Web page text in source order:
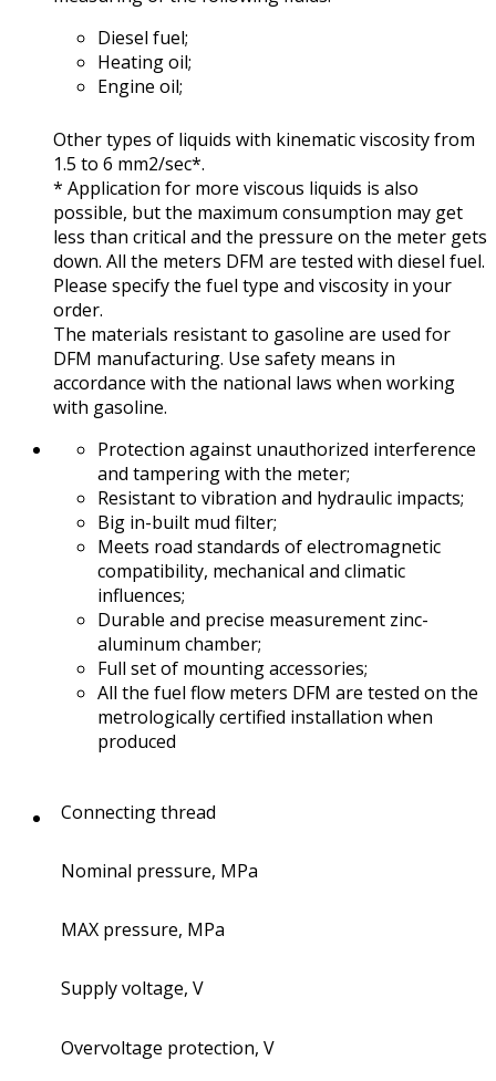
Diesel fuel;
Heating oil;
Engine oil;
Other types of liquids with kinematic viscosity from
1.5 to 6 mm2/sec*.
* Application for more viscous liquids is also
possible, but the maximum consumption may get
less than critical and the pressure on the meter gets
down. All the meters DFM are tested with diesel fuel.
Please specify the fuel type and viscosity in your
order.
The materials resistant to gasoline are used for
DFМ manufacturing. Use safety means in
accordance with the national laws when working
with gasoline.
Protection against unauthorized interference
and tampering with the meter;
Resistant to vibration and hydraulic impacts;
Big in-built mud filter;
Meets road standards of electromagnetic
compatibility, mechanical and climatic
influences;
Durable and precise measurement zinc-
aluminum chamber;
Full set of mounting accessories;
All the fuel flow meters DFM are tested on the
metrologically certified installation when
produced
Connecting thread
Nominal pressure, MPa
MAX pressure, MPa
Supply voltage, V
Overvoltage protection, V